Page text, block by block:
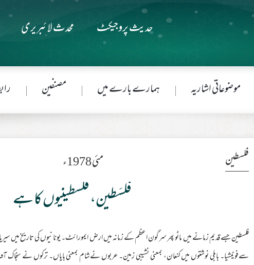
حدیث پروجیکٹ محدث لائبریری
موضوعاتی اشاریہ ہمارے بارے میں مصنفین
فلسطین مئی 1978ء
فلَسَطین، فلسطینیوں کا ہے
فلسطین جسے قدیم زمانے میں ماٹو پھر سرگون اعظم کے زمانہ میں ارض ایمورائٹ۔ یونانیوں کی تاریخ میں
سےفونیشیا۔ بابلی نوشتوں میں کنعان، بمعنی نشیبی زمین۔ عربوں نےشام بمعنی بایاں۔ ترکوں نے